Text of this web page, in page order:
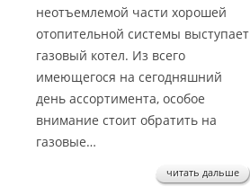
неотъемлемой части хорошей
отопительной системы выступает
газовый котел. Из всего
имеющегося на сегодняшний
день ассортимента, особое
внимание стоит обратить на
газовые…
читать дальше